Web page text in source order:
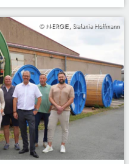
© N-ERGIE, Stefanie Hoffmann